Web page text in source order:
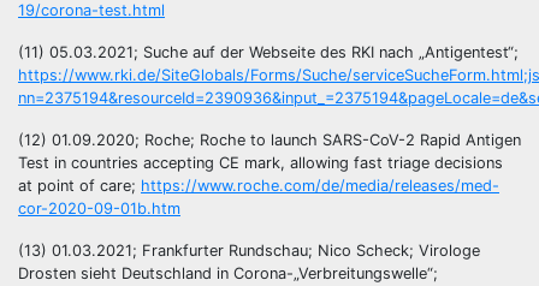
19/corona-test.html
(11) 05.03.2021; Suche auf der Webseite des RKI nach „Antigentest“;
https://www.rki.de/SiteGlobals/Forms/Suche/
(12) 01.09.2020; Roche; Roche to launch SARS-CoV-2 Rapid Antigen
Test in countries accepting CE mark, allowing fast triage decisions
at point of care; https://www.roche.com/de/media/releases/med-
cor-2020-09-01b.htm
(13) 01.03.2021; Frankfurter Rundschau; Nico Scheck; Virologe
Drosten sieht Deutschland in Corona-„Verbreitungswelle“;